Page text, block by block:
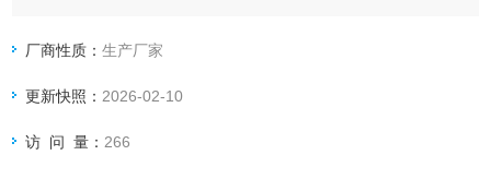
计。
厂商性质：生产厂家
更新快照： 2026-02-10
访 问 量： 266